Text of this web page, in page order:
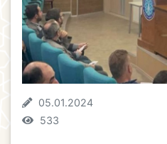
05.01.2024
533